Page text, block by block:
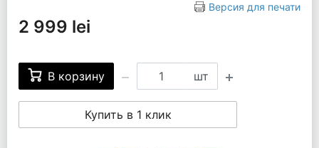
Версия для печати
2 999 lei
В корзину шт
Купить в 1 клик